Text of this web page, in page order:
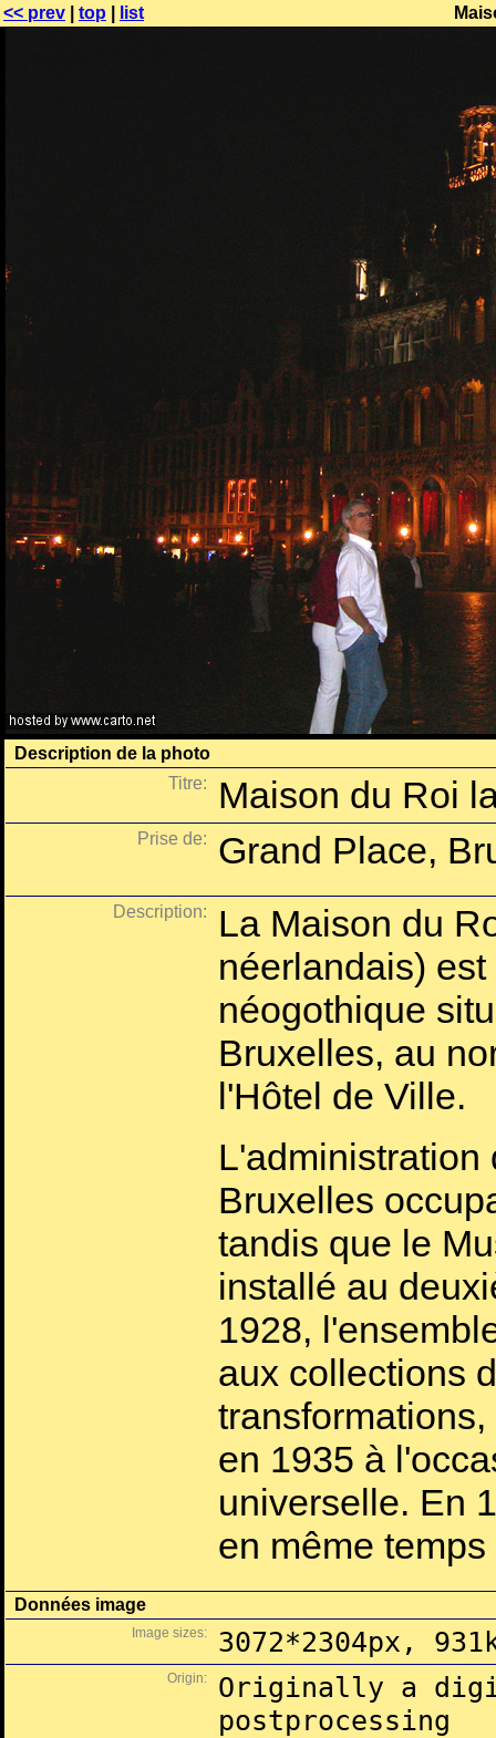
<< prev top list
Description de la photo
Titre:
Maison du Roi
Prise de: Grand Place,
Description:
La Maison du
néerlandais)
néogothique
Bruxelles, au
l'Hôtel de Ville.
L'administration
Bruxelles
tandis que le
installé au
1928,
aux collections
en 1935 à
universelle. En
en même
Données image
Image sizes: 3072*2304px,
Origin:
Originally a
postprocessing